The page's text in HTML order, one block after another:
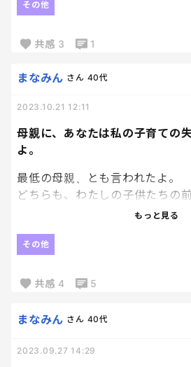
の！？？？」
また、子供達の前で。
もういやだ。
その他
共感 3 1
母親に、あなたは私の子育ての
よ。
まなみん さん 40代
2023.10.21 12:11
最低の母親、とも言われたよ。
どちらも、わたしの子供たちの前
もっと見る
その他
共感 4 5
まなみん さん 40代
2023.09.27 14:29